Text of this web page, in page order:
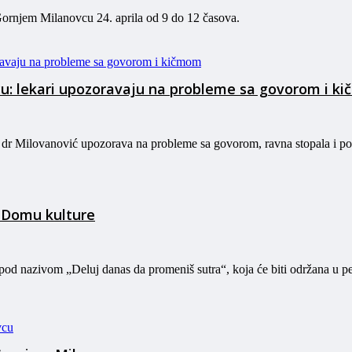
Milanovcu 24. aprila od 9 do 12 časova.
lekari upozoravaju na probleme sa govorom i
Milovanović upozorava na probleme sa govorom, ravna stopala i
kulture
nazivom „Deluj danas da promeniš sutra“, koja će biti održana u